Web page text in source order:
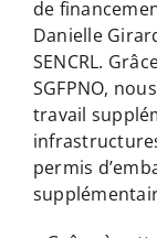
de
Danielle
SENCRL.
SGFPNO,
travail
permis